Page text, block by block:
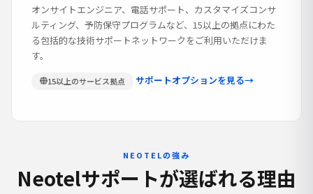
オンサイトエンジニア、電話サポート、カスタマイズコンサ
ルティング、予防保守プログラムなど、15以上の拠点にわた
る包括的な技術サポートネットワークをご利用いただけま
す。
15以上のサービス拠点 サポートオプションを見る→
NEOTELの強み
Neotelサポートが選ばれる理由